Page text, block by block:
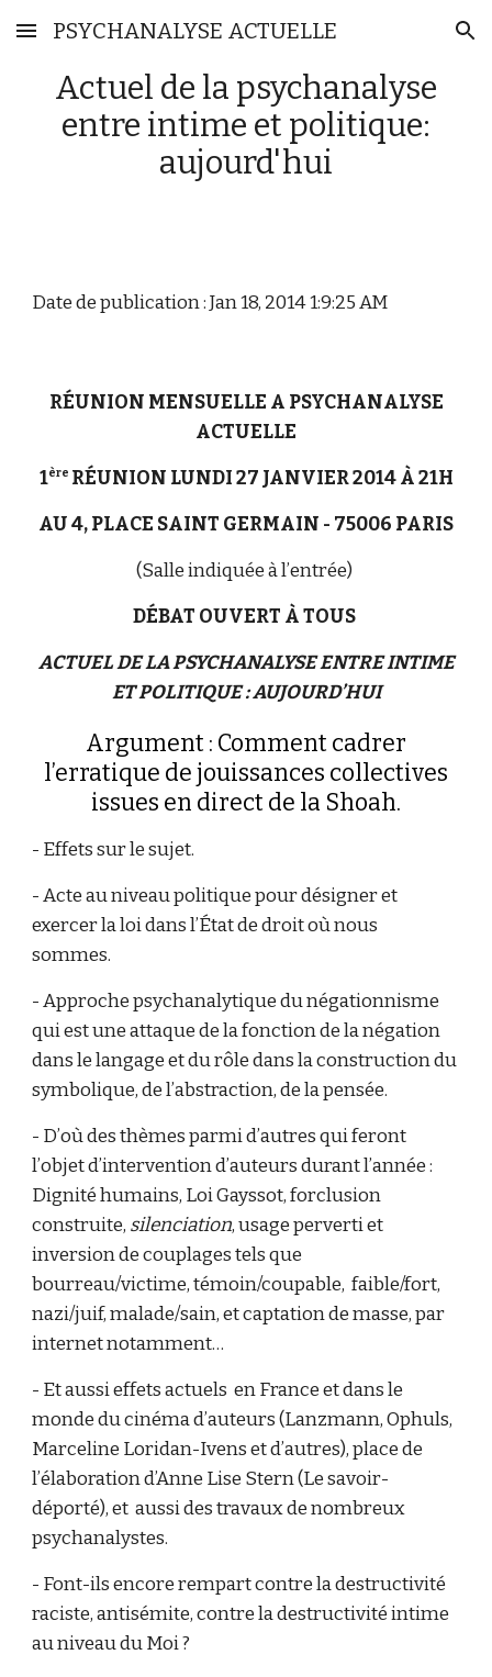
Skip to main content Skip to navigation
PSYCHANALYSE ACTUELLE
Actuel de la psychanalyse
entre intime et politique:
aujourd'hui
Date de publication : Jan 18, 2014 1:9:25 AM
RÉUNION MENSUELLE A PSYCHANALYSE
ACTUELLE
1ère RÉUNION LUNDI 27 JANVIER 2014 À 21H
AU 4, PLACE SAINT GERMAIN - 75006 PARIS
(Salle indiquée à l’entrée)
DÉBAT OUVERT À TOUS
ACTUEL DE LA PSYCHANALYSE ENTRE INTIME
ET POLITIQUE : AUJOURD’HUI
Argument : Comment cadrer
l’erratique de jouissances collectives
issues en direct de la Shoah.
- Effets sur le sujet.
- Acte au niveau politique pour désigner et
exercer la loi dans l’État de droit où nous
sommes.
- Approche psychanalytique du négationnisme
qui est une attaque de la fonction de la négation
dans le langage et du rôle dans la construction du
symbolique, de l’abstraction, de la pensée.
- D’où des thèmes parmi d’autres qui feront
l’objet d’intervention d’auteurs durant l’année :
Dignité humains, Loi Gayssot, forclusion
construite, silenciation, usage perverti et
inversion de couplages tels que
bourreau/victime, témoin/coupable, faible/fort,
nazi/juif, malade/sain, et captation de masse, par
internet notamment…
- Et aussi effets actuels en France et dans le
monde du cinéma d’auteurs (Lanzmann, Ophuls,
Marceline Loridan-Ivens et d’autres), place de
l’élaboration d’Anne Lise Stern (Le savoir-
déporté), et aussi des travaux de nombreux
psychanalystes.
- Font-ils encore rempart contre la destructivité
raciste, antisémite, contre la destructivité intime
au niveau du Moi ?